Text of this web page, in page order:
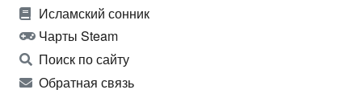
Исламский сонник
Чарты Steam
Поиск по сайту
Обратная связь